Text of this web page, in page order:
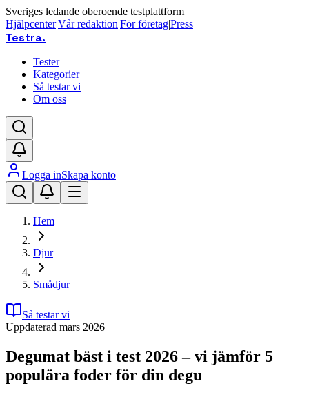
Sveriges ledande oberoende testplattform
Hjälpcenter|Vår redaktion|För företag|Press
Testra.
Tester
Kategorier
Så testar vi
Om oss
Logga inSkapa konto
Hem
Djur
Smådjur
Så testar vi
Uppdaterad mars 2026
Degumat bäst i test 2026 – vi jämför 5
populära foder för din degu